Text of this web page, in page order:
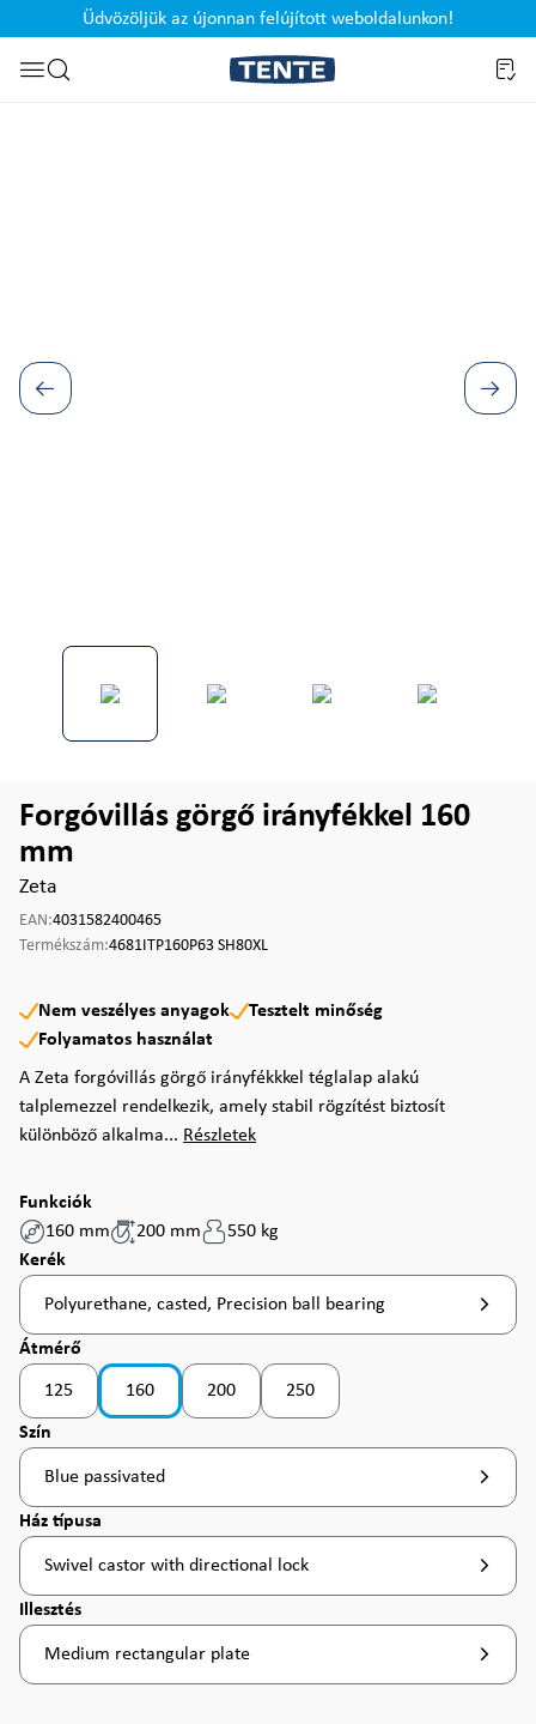
Ugrás a kereséshez
Üdvözöljük az újonnan felújított weboldalunkon!
Forgóvillás görgő irányfékkel 160
mm
Zeta
EAN:4031582400465
Termékszám:4681ITP160P63 SH80XL
Nem veszélyes anyagok
Tesztelt minőség
Folyamatos használat
A Zeta forgóvillás görgő irányfékkkel téglalap alakú
talplemezzel rendelkezik, amely stabil rögzítést biztosít
különböző alkalma... Részletek
Funkciók
160 mm
200 mm
550 kg
Válasszon
Kerék
Polyurethane, casted, Precision ball bearing
Válasszon
Átmérő
125 160 200 250
(Ez az opció jelenleg nem érhető
Válasszon
Szín
Blue passivated
Válasszon
Ház típusa
Swivel castor with directional lock
Válasszon
Illesztés
Medium rectangular plate